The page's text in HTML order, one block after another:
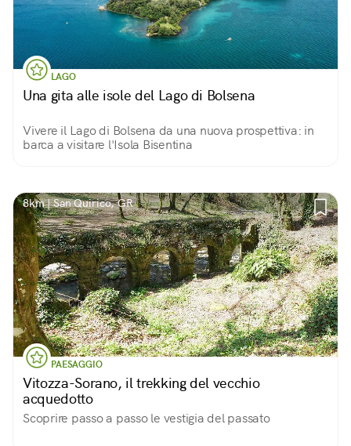
LAGO
Una gita alle isole del Lago di Bolsena
Vivere il Lago di Bolsena da una nuova prospettiva: in
barca a visitare l'Isola Bisentina
8km | San Quirico, GR
PAESAGGIO
Vitozza-Sorano, il trekking del vecchio
acquedotto
Scoprire passo a passo le vestigia del passato